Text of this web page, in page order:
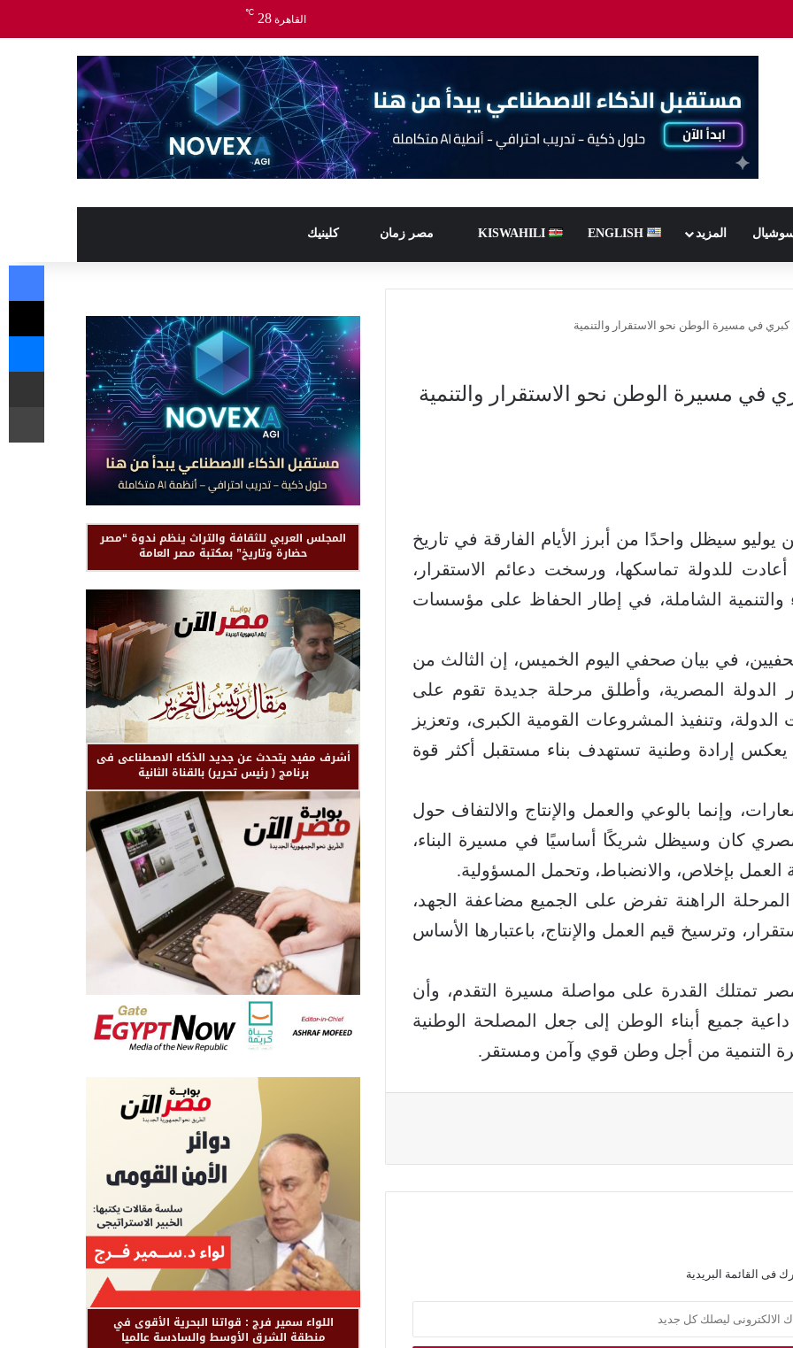
القاهرة 28
℃
المزيد ENGLISH
KISWAHILI مصر زمان كلينيك
سيظل واحدًا من أبرز الأيام الفارقة في تاريخ
للدولة تماسكها، ورسخت دعائم الاستقرار،
والتنمية الشاملة، في إطار الحفاظ على مؤسسات
في بيان صحفي اليوم الخميس، إن الثالث من
المصرية، وأطلق مرحلة جديدة تقوم على
وتنفيذ المشروعات القومية الكبرى، وتعزيز
إرادة وطنية تستهدف بناء مستقبل أكثر قوة
وإنما بالوعي والعمل والإنتاج والالتفاف حول
كان وسيظل شريكًا أساسيًا في مسيرة البناء،
بإخلاص، والانضباط، وتحمل المسؤولية.
الراهنة تفرض على الجميع مضاعفة الجهد،
وترسيخ قيم العمل والإنتاج، باعتبارها الأساس
مصر تمتلك القدرة على مواصلة مسيرة التقدم، وأن
داعية جميع أبناء الوطن إلى جعل المصلحة الوطنية
التنمية من أجل وطن قوي وآمن ومستقر.
فى القائمة البريدية
المجلس العربي للثقافة والتراث ينظم ندوة “مصر
حضارة وتاريخ” بمكتبة مصر العامة
أشرف مفيد يتحدث عن جديد الذكاء الاصطناعى فى
برنامج ( رئيس تحرير) بالقناة الثانية
اللواء سمير فرج : قواتنا البحرية الأقوى في
منطقة الشرق الأوسط والسادسة عالميا